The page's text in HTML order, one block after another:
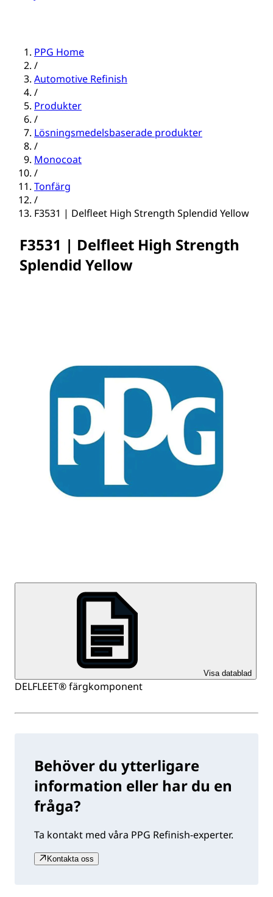
PPG Home
/
Automotive Refinish
/
Produkter
/
Lösningsmedelsbaserade produkter
/
Monocoat
/
Tonfärg
/
F3531 | Delfleet High Strength Splendid Yellow
F3531 | Delfleet High Strength
Splendid Yellow
Visa datablad
DELFLEET® färgkomponent
Behöver du ytterligare
information eller har du en
fråga?
Ta kontakt med våra PPG Refinish-experter.
Kontakta oss